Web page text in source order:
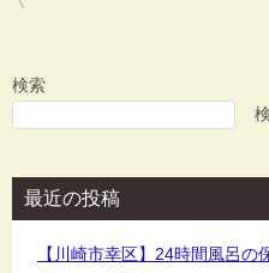
稿
ビ
ゲ
シ
ョ
検索
最近の投稿
【川崎市幸区】24時間風呂